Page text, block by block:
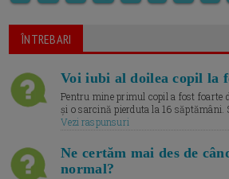
ÎNTREBARI
Voi iubi al doilea copil la
Pentru mine primul copil a fost foarte
și o sarcină pierduta la 16 săptămâni.
Vezi raspunsuri
Ne certăm mai des de
normal?